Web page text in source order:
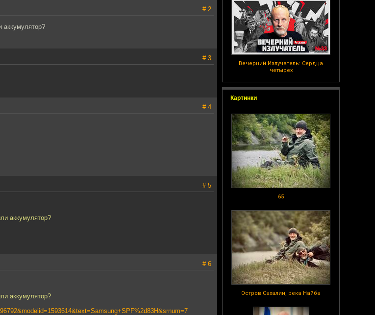
Вечерний Излучатель: Сердца
четырех
Картинки
65
Остров Сахалин, река Найба
# 2
аккумулятор?
# 3
# 4
# 5
аккумулятор?
# 6
аккумулятор?